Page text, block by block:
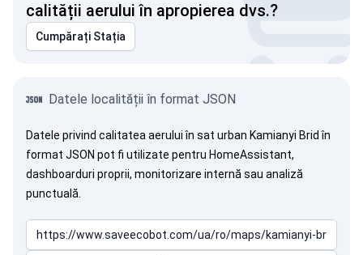
calității aerului în apropierea dvs.?
Cumpărați Stația
Datele localității în format JSON
Datele privind calitatea aerului în sat urban Kamianyi Brid în
format JSON pot fi utilizate pentru HomeAssistant,
dashboarduri proprii, monitorizare internă sau analiză
punctuală.